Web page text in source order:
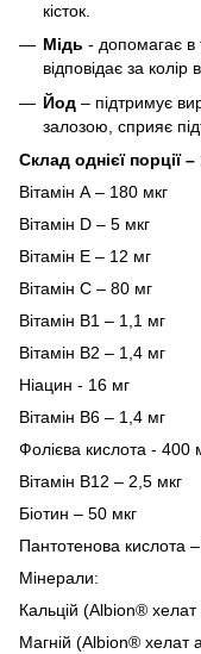
кісток.
Мідь - допомагає в
відповідає за колір
Йод – підтримує
залозою, сприяє
Склад однієї порції
Вітамін А – 180 мкг
Вітамін D – 5 мкг
Вітамін Е – 12 мг
Вітамін С – 80 мг
Вітамін B1 – 1,1 мг
Вітамін B2 – 1,4 мг
Ніацин - 16 мг
Вітамін B6 – 1,4 мг
Фолієва кислота - 400
Вітамін B12 – 2,5 мкг
Біотин – 50 мкг
Пантотенова кислота
Мінерали:
Кальцій (Albion®
Магній (Albion® хелат